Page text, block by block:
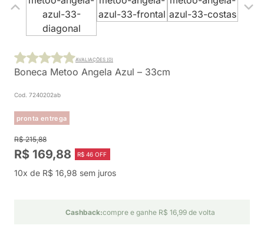
Boneca Metoo Angela Azul – 33cm
Cod. 7240202ab
pronta entrega
AVALIAÇÕES (0)
R$ 215,88
R$ 169,88 R$ 46 OFF
10x de R$ 16,98 sem juros
Cashback:compre e ganhe R$ 16,99 de volta